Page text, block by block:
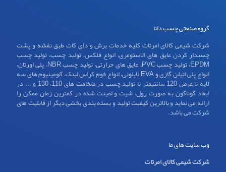
گروه صنعتی چسب دانا
شرکت شیمی کالای امرتات کلیه خدمات برش و دای کات طبق نقشه و پشت
چسبدار کردن عایق های الاستومری، انواع فلکس، تولید چسب، تولید چسب
EPDM، تولید چسب PVC، عایق های حرارتی، تولید چسب NBR، پلی اورتان،
انواع پلی اتیلن گازی و EVA نایلونی، انواع فوم کراس لینک، آلومینیوم های سه
لایه تا عرض 120 سانتیمتر با تولید چسب در ضخامت های 110، 130 و ... در
ابعاد گوناگون به صورت رول، شیت و لمینت شده در کمترین زمان ممکن را
ارائه می نماید و بالاترین کیفیت تولید و بسته بندی بخشی دیگر از قابلیت های
شرکت می باشد.
وب سایت های ما
شرکت شیمی کالای امرتات